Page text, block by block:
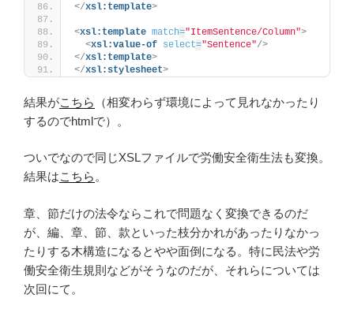
</xsl:template>
<xsl:template match="ItemSentence/Column">
<xsl:value-of select="Sentence"/>
</xsl:template>
</xsl:stylesheet>
結果がこちら
（相変わらず環境によって見れなかったり
するのでhtmlで）。
ついでなので同じXSLファイルで労働安全衛生法も変換。
結果はこちら 。
章、節だけの法令ならこれで問題なく変換できるのだ
が、編、章、節、款といった枝分かれがあったりなかっ
たりする木構造になるとやや面倒になる。特に民法や労
働安全衛生規則などがそうなのだが、それらについては
次回にて。